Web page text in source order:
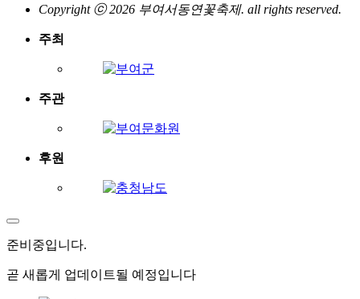
Copyright ⓒ 2026 부여서동연꽃축제. all rights reserved.
주최
주관
후원
준비중입니다.
곧 새롭게 업데이트될 예정입니다